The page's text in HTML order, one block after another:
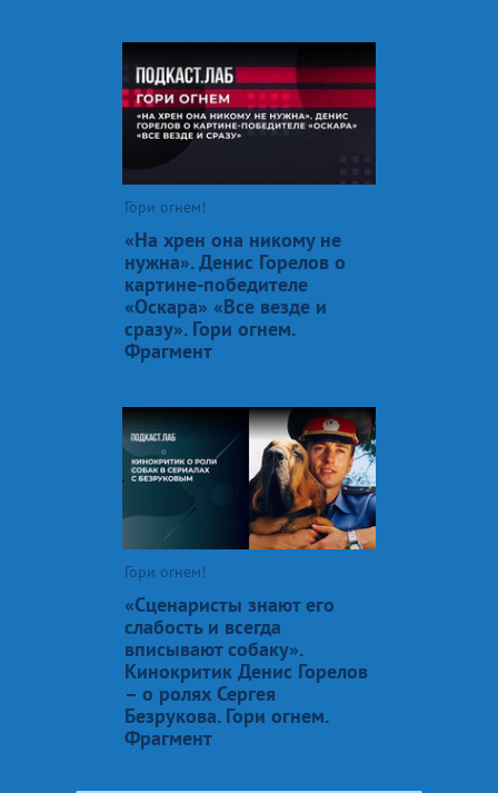
Гори огнем!
«На хрен она никому не
нужна». Денис Горелов о
картине-победителе
«Оскара» «Все везде и
сразу». Гори огнем.
Фрагмент
Гори огнем!
«Сценаристы знают его
слабость и всегда
вписывают собаку».
Кинокритик Денис Горелов
– о ролях Сергея
Безрукова. Гори огнем.
Фрагмент